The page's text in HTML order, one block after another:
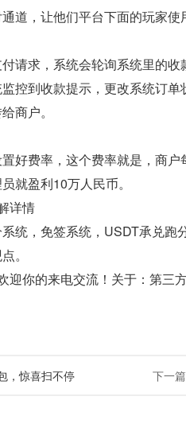
道，让他们平台下面的玩家使
请求，系统会轮询系统里的
控到收款提示，更改系统订
商户。
好费率，这个费率就是，商
就盈利10万人民币。
详情
统，免签系统，USDT承兑跑
。
迎你的来电交流！关于： 第三
，惊喜扫不停 下一篇